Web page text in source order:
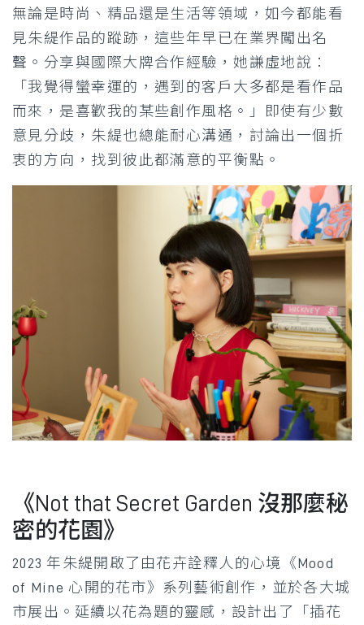
無論是時尚、精品還是生活等領域，如今都能看
見朱緹作品的蹤跡，這些年早已在業界闖出名
聲。分享與國際大牌合作經驗，她謙虛地說：
「我覺得蠻幸運的，遇到的客戶大多都是看作品
而來，是喜歡我的某些創作風格。」即使有少數
意見分歧，朱緹也總能耐心溝通，討論出一個折
衷的方向，找到彼此都滿意的平衡點。
《Not that Secret Garden 沒那麼秘
密的花園》
2023 年朱緹開啟了由花卉詮釋人的心境《Mood
of Mine 心開的花市》系列藝術創作，並於各大城
市展出。延續以花為題的靈感，設計出了「插花